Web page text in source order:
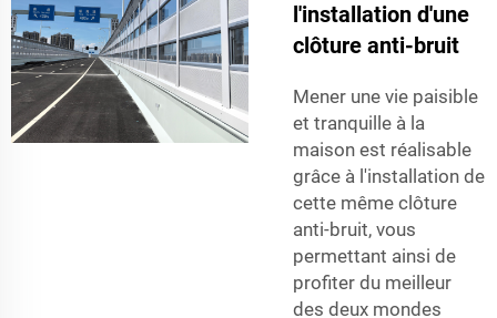
l'installation d'une
clôture anti-bruit
Mener une vie paisible
et tranquille à la
maison est réalisable
grâce à l'installation de
cette même clôture
anti-bruit, vous
permettant ainsi de
profiter du meilleur
des deux mondes